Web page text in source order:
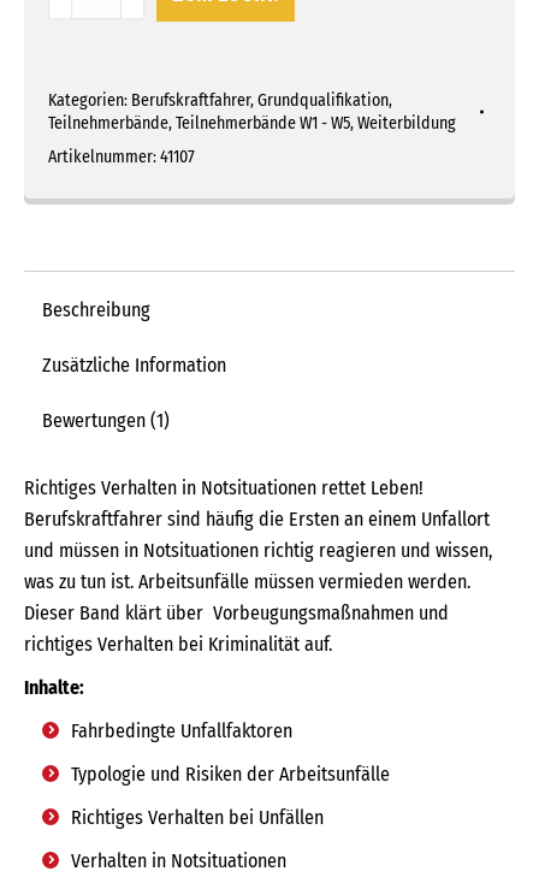
Unfälle,
Notfälle
&
Kriminalität
Kategorien: Berufskraftfahrer,Grundqualifikation,
Teilnehmerbände,Teilnehmerbände W1 - W5,Weiterbildung
Artikelnummer:41107
Beschreibung
Zusätzliche Information
Bewertungen (1)
Richtiges Verhalten in Notsituationen rettet Leben!
Berufskraftfahrer sind häufig die Ersten an einem Unfallort
und müssen in Notsituationen richtig reagieren und wissen,
was zu tun ist. Arbeitsunfälle müssen vermieden werden.
Dieser Band klärt über Vorbeugungsmaßnahmen und
richtiges Verhalten bei Kriminalität auf.
Inhalte:
Fahrbedingte Unfallfaktoren
Typologie und Risiken der Arbeitsunfälle
Richtiges Verhalten bei Unfällen
Verhalten in Notsituationen